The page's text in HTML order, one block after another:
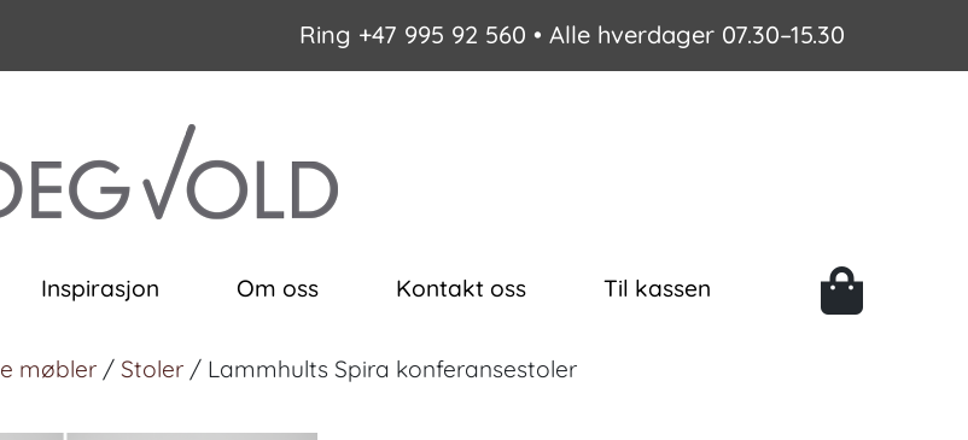
Ring +47 995 92 560 • Alle hverdager 07.30–15.30
Inspirasjon Om oss Kontakt oss Til kassen
møbler / Stoler / Lammhults Spira konferansestoler